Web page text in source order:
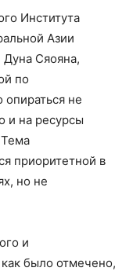
Института
Азии
Сяояна,
по
опираться не
и на ресурсы
приоритетной в
но не
и
было отмечено,